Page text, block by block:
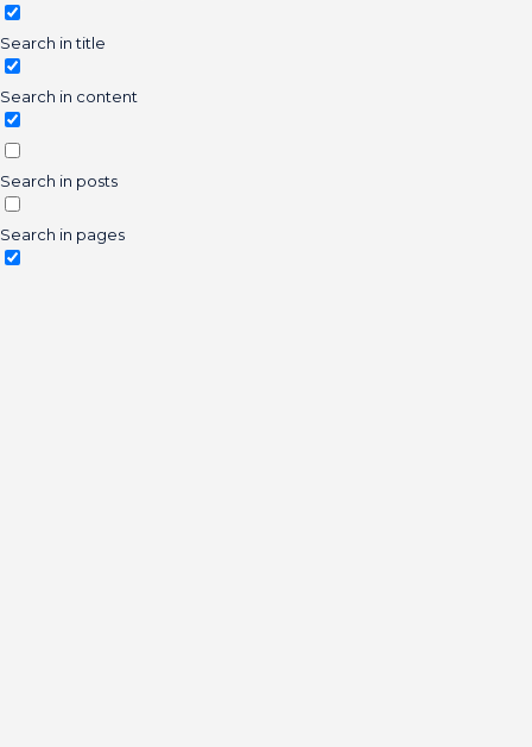
Search in title
Search in content
Search in posts
Search in pages